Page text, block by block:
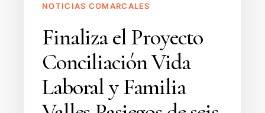
duración
NOTICIAS COMARCALES
Finaliza el Proyecto
Conciliación Vida
Laboral y Familia